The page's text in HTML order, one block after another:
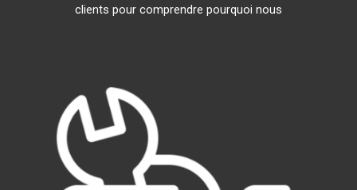
clients pour comprendre pourquoi nous